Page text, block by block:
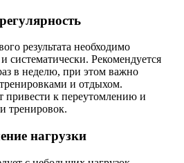
результата необходимо
систематически. Рекомендуется
в неделю, при этом важно
и отдыхом.
привести к переутомлению и
тренировок.
нагрузки